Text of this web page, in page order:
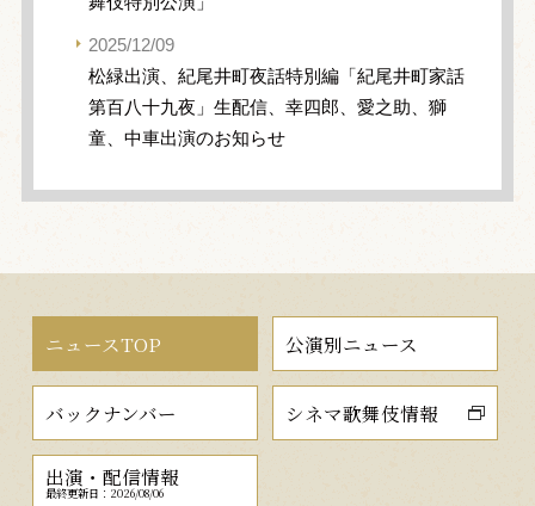
2025/12/09
松緑出演、紀尾井町夜話特別編「紀尾井町家話
第百八十九夜」生配信、幸四郎、愛之助、獅
童、中車出演のお知らせ
ニュースTOP 公演別ニュース
バックナンバー シネマ歌舞伎情報
出演・配信情報
最終更新日：2026/08/06